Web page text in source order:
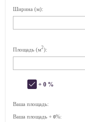
Ширина (м):
Площадь (м2):
+ 0 %
Ваша площадь:
Ваша площадь + 0%: